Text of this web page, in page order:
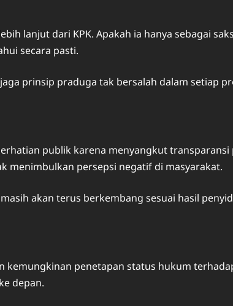
lanjut dari KPK. Apakah ia hanya sebagai
secara pasti.
prinsip praduga tak bersalah dalam setiap
publik karena menyangkut transparansi
menimbulkan persepsi negatif di masyarakat.
akan terus berkembang sesuai hasil
penetapan status hukum
depan.